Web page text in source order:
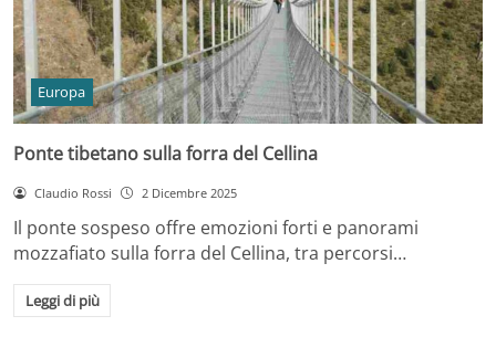
Europa
Ponte tibetano sulla forra del Cellina
Claudio Rossi 2 Dicembre 2025
Il ponte sospeso offre emozioni forti e panorami
mozzafiato sulla forra del Cellina, tra percorsi…
Leggi di più